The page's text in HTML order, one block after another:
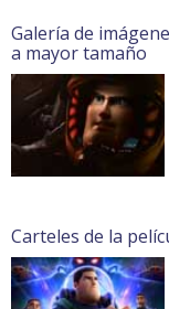
Galería de
a mayor tamaño
Carteles de la